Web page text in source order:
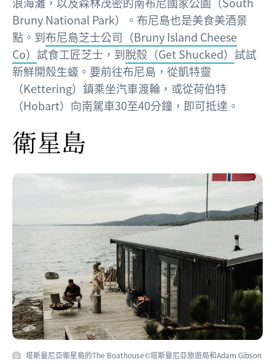
Bruny National Park）。布尼島也是美食美酒景
點。到布尼島芝士公司（Bruny Island Cheese
Co） 試食工匠芝士，到脫殼（Get Shucked） 試試
新鮮開殼生蠔。要前往布尼島，從凱特靈
（Kettering）鎮乘坐汽車渡輪，或從荷伯特
（Hobart）向南駕車30至40分鐘，即可抵達。
衛星島
塔斯曼尼亞衛星島的The Boathouse©塔斯曼尼亞旅遊局和Adam Gibson